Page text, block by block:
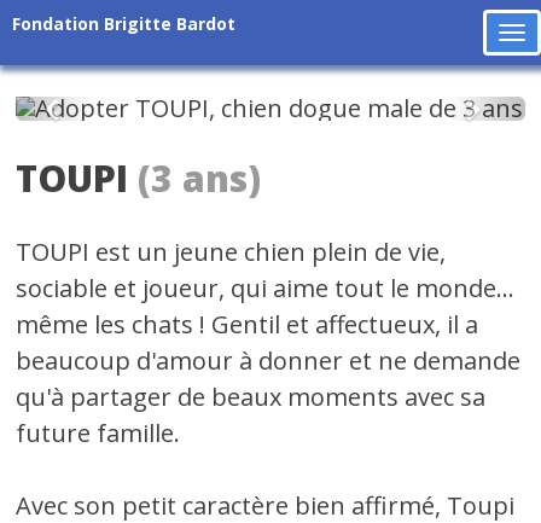
Fondation Brigitte Bardot
Précédent
TOUPI (3 ans)
TOUPI est un jeune chien plein de vie,
sociable et joueur, qui aime tout le monde...
même les chats ! Gentil et affectueux, il a
beaucoup d'amour à donner et ne demande
qu'à partager de beaux moments avec sa
future famille.
Avec son petit caractère bien affirmé, Toupi